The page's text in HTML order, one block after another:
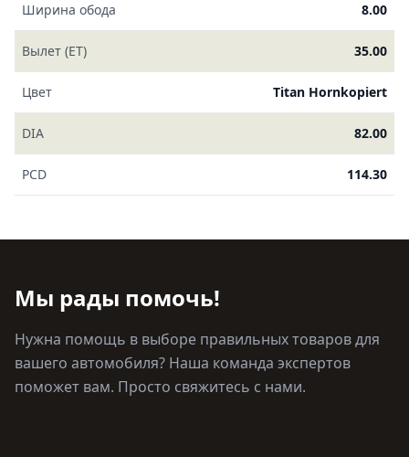
Ширина обода 8.00
Вылет (ET) 35.00
Цвет Titan Hornkopiert
DIA 82.00
PCD 114.30
Мы рады помочь!
Нужна помощь в выборе правильных товаров для
вашего автомобиля? Наша команда экспертов
поможет вам. Просто свяжитесь с нами.